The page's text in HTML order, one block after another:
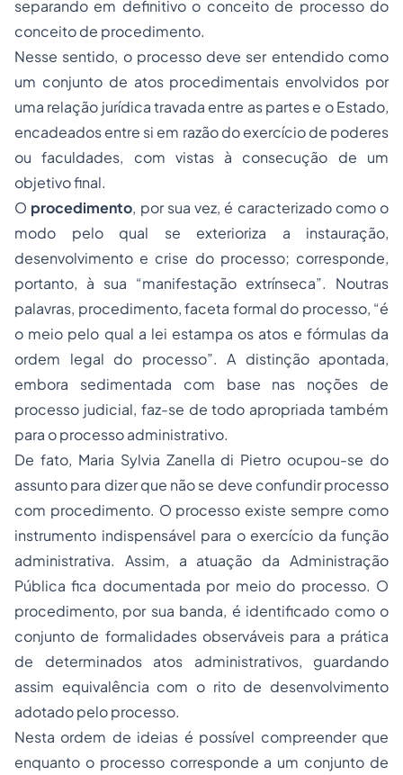
separando em definitivo o conceito de processo do
conceito de procedimento.
Nesse sentido, o processo deve ser entendido como
um conjunto de atos procedimentais envolvidos por
uma relação jurídica travada entre as partes e o Estado,
encadeados entre si em razão do exercício de poderes
ou faculdades, com vistas à consecução de um
objetivo final.
O procedimento, por sua vez, é caracterizado como o
modo pelo qual se exterioriza a instauração,
desenvolvimento e crise do processo; corresponde,
portanto, à sua “manifestação extrínseca”. Noutras
palavras, procedimento, faceta formal do processo, “é
o meio pelo qual a lei estampa os atos e fórmulas da
ordem legal do processo”. A distinção apontada,
embora sedimentada com base nas noções de
processo judicial, faz-se de todo apropriada também
para o processo administrativo.
De fato, Maria Sylvia Zanella di Pietro ocupou-se do
assunto para dizer que não se deve confundir processo
com procedimento. O processo existe sempre como
instrumento indispensável para o exercício da função
administrativa. Assim, a atuação da Administração
Pública fica documentada por meio do processo. O
procedimento, por sua banda, é identificado como o
conjunto de formalidades observáveis para a prática
de determinados atos administrativos, guardando
assim equivalência com o rito de desenvolvimento
adotado pelo processo.
Nesta ordem de ideias é possível compreender que
enquanto o processo corresponde a um conjunto de